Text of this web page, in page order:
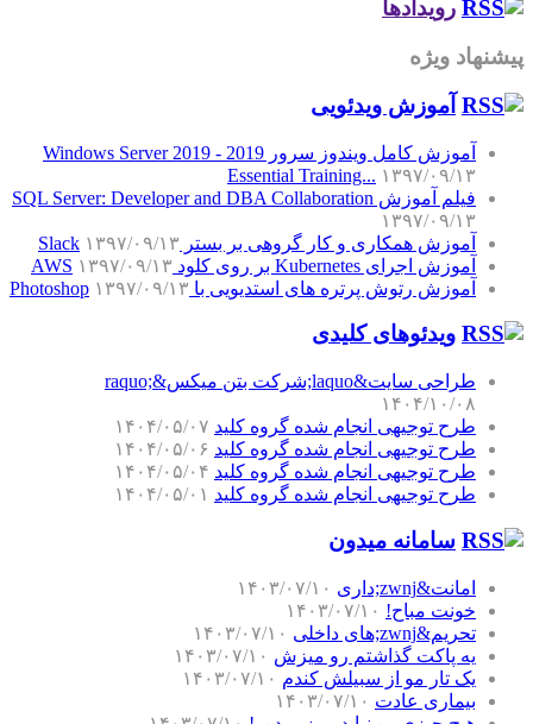
رویدادها
پیشنهاد ویژه
آموزش‌ ویدئویی
آموزش کامل ویندوز سرور 2019 - Windows Server 2019
Essential Training... ۱۳۹۷/۰۹/۱۳
فیلم آموزش SQL Server: Developer and DBA Collaboration
۱۳۹۷/۰۹/۱۳
آموزش همکاری و کار گروهی بر بستر Slack ۱۳۹۷/۰۹/۱۳
آموزش اجرای Kubernetes بر روی کلود AWS
۱۳۹۷/۰۹/۱۳
آموزش رتوش پرتره های استدیویی با Photoshop ۱۳۹۷/۰۹/۱۳
ویدئوهای کلیدی
طراحی سایت&laquo;شرکت بتن میکس&raquo;
۱۴۰۴/۱۰/۰۸
طرح توجیهی انجام شده گروه کلید ۱۴۰۴/۰۵/۰۷
طرح توجیهی انجام شده گروه کلید ۱۴۰۴/۰۵/۰۶
طرح توجیهی انجام شده گروه کلید ۱۴۰۴/۰۵/۰۴
طرح توجیهی انجام شده گروه کلید ۱۴۰۴/۰۵/۰۱
سامانه میدون
امانت&zwnj;داری
۱۴۰۳/۰۷/۱۰
خونت مباح! ۱۴۰۳/۰۷/۱۰
تحریم&zwnj;های داخلی
۱۴۰۳/۰۷/۱۰
یه پاکت گذاشتم رو میزش ۱۴۰۳/۰۷/۱۰
یک تار مو از سبیلش کندم ۱۴۰۳/۰۷/۱۰
بیماری عادت ۱۴۰۳/۰۷/۱۰